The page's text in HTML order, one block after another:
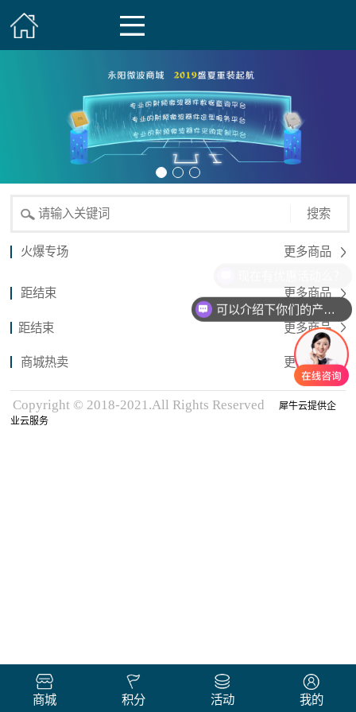
搜索
火爆专场 更多商品
距结束 更多商品
距结束 更多商品
商城热卖 更多商品
Copyright © 2018-2021.All Rights Reserved
犀牛云提供企
业云服务
商城 积分 活动 我的
可以介绍下你们的产品么？